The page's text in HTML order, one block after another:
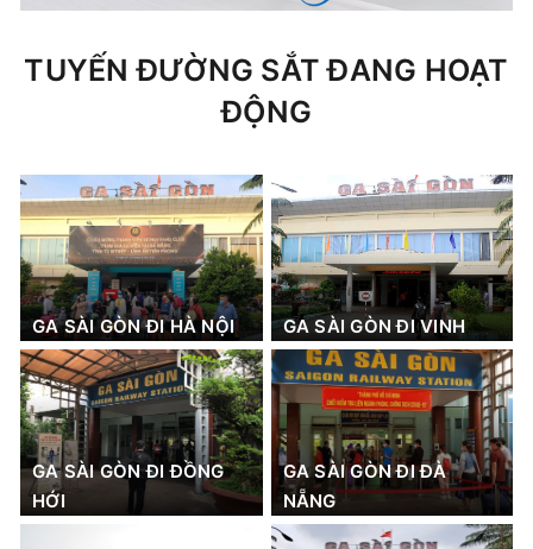
TUYẾN ĐƯỜNG SẮT ĐANG HOẠT
ĐỘNG
GA SÀI GÒN ĐI HÀ NỘI GA SÀI GÒN ĐI VINH
GA SÀI GÒN ĐI ĐỒNG
HỚI
GA SÀI GÒN ĐI ĐÀ
NẴNG